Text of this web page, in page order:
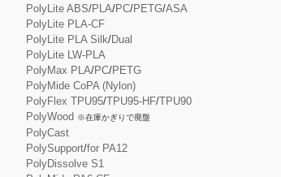
PolyLite ABS/PLA/PC/PETG/ASA
PolyLite PLA-CF
PolyLite PLA Silk/Dual
PolyLite LW-PLA
PolyMax PLA/PC/PETG
PolyMide CoPA (Nylon)
PolyFlex TPU95/TPU95-HF/TPU90
PolyWood ※在庫かぎりで廃盤
PolyCast
PolySupport/for PA12
PolyDissolve S1